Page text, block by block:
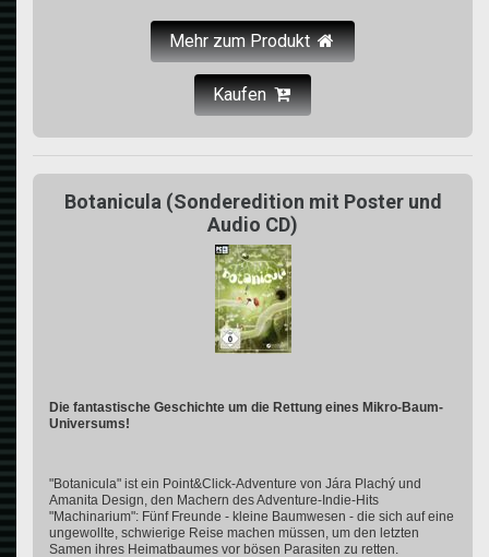
Mehr zum Produkt
Kaufen
Botanicula (Sonderedition mit Poster und
Audio CD)
Die fantastische Geschichte um die Rettung eines Mikro-Baum-
Universums!
"Botanicula" ist ein Point&Click-Adventure von Jára Plachý und
Amanita Design, den Machern des Adventure-Indie-Hits
"Machinarium": Fünf Freunde - kleine Baumwesen - die sich auf eine
ungewollte, schwierige Reise machen müssen, um den letzten
Samen ihres Heimatbaumes vor bösen Parasiten zu retten.